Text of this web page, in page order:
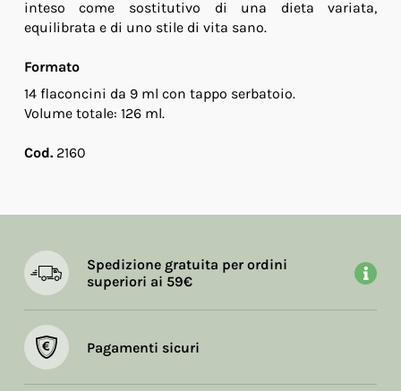
inteso come sostitutivo di una dieta variata,
equilibrata e di uno stile di vita sano.
Formato
14 flaconcini da 9 ml con tappo serbatoio.
Volume totale: 126 ml.
Cod.2160
Spedizione gratuita per ordini
superiori ai 59€
Pagamenti sicuri